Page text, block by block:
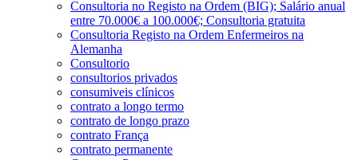
Consultoria no Registo na Ordem (BIG); Salário anual
entre 70.000€ a 100.000€; Consultoria gratuita
Consultoria Registo na Ordem Enfermeiros na
Alemanha
Consultorio
consultorios privados
consumiveis clínicos
contrato a longo termo
contrato de longo prazo
contrato França
contrato permanente